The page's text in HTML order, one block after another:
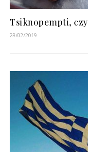
Tsiknopempti,
28/02/2019